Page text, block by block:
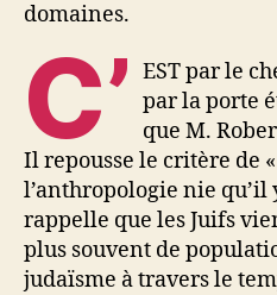
domaines.
C’ EST par le
par la porte
que M.
Il repousse le critère de
l’anthropologie nie qu’il
rappelle que les Juifs
plus souvent de
judaïsme à travers le